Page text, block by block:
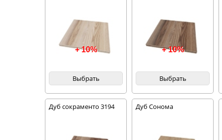
+ 10%
Выбрать
+ 10%
Выбрать
Дуб сокраменто 3194 Дуб Сонома